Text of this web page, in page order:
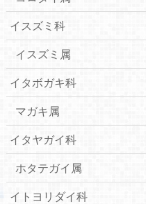
イスズミ科
イスズミ属
イタボガキ科
マガキ属
イタヤガイ科
ホタテガイ属
イトヨリダイ科